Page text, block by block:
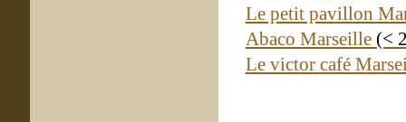
Le petit pavillon
Abaco Marseille (<
Le victor café